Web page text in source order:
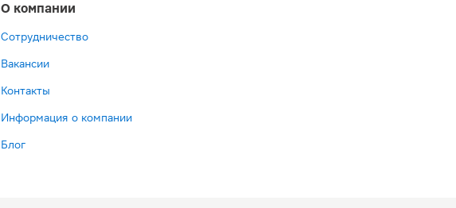
О компании
Сотрудничество
Вакансии
Контакты
Информация о компании
Блог